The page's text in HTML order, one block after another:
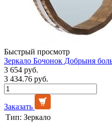
Быстрый просмотр
Зеркало Бочонок Добрыня
3 654 руб.
3 434.76 руб.
Заказать
Тип: Зеркало